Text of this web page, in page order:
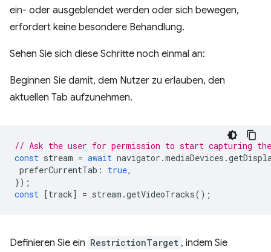
ein- oder ausgeblendet werden oder sich bewegen,
erfordert keine besondere Behandlung.
Sehen Sie sich diese Schritte noch einmal an:
Beginnen Sie damit, dem Nutzer zu erlauben, den
aktuellen Tab aufzunehmen.
// Ask the user for permission to start capturing
const stream = await navigator .mediaDevices .
preferCurrentTab : true,
});
const [track] = stream .getVideoTracks();
Definieren Sie ein RestrictionTarget , indem Sie